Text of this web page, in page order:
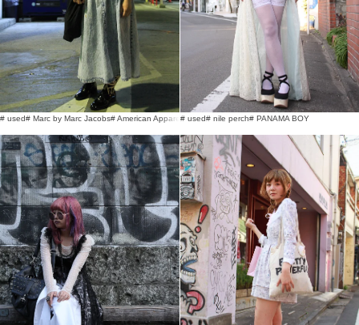
# used# Marc by Marc Jacobs# American Apparel# used# nile perch# PANAMA BOY